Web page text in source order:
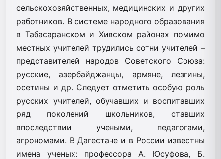
сельскохозяйственных, медицинских и других
работников. В системе народного образования
в Табасаранском и Хивском районах помимо
местных учителей трудились сотни учителей –
представителей народов Советского Союза:
русские, азербайджанцы, армяне, лезгины,
осетины и др. Следует отметить особую роль
русских учителей, обучавших и воспитавших
ряд поколений школьников, ставших
впоследствии учеными, педагогами,
агрономами. В Дагестане и в России известны
имена ученых: профессора А. Юсуфова, Б.